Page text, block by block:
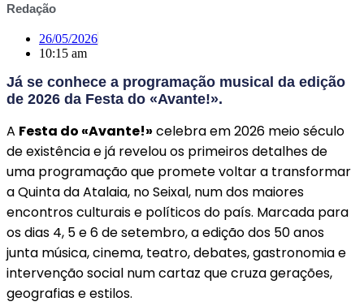
Redação
26/05/2026
10:15 am
Já se conhece a programação musical da edição
de 2026 da Festa do «Avante!».
A Festa do «Avante!» celebra em 2026 meio século
de existência e já revelou os primeiros detalhes de
uma programação que promete voltar a transformar
a Quinta da Atalaia, no Seixal, num dos maiores
encontros culturais e políticos do país. Marcada para
os dias 4, 5 e 6 de setembro, a edição dos 50 anos
junta música, cinema, teatro, debates, gastronomia e
intervenção social num cartaz que cruza gerações,
geografias e estilos.